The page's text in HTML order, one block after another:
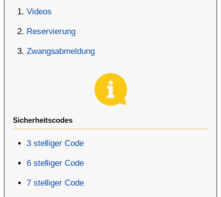
Videos
Reservierung
Zwangsabmeldung
Sicherheitscodes
3 stelliger Code
6 stelliger Code
7 stelliger Code